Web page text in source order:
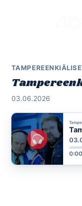
03.06.2026
0:00